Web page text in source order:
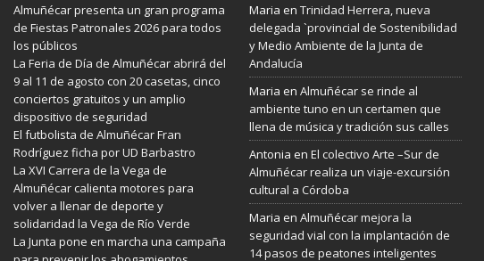
Almuñécar presenta un gran programa
de Fiestas Patronales 2026 para todos
los públicos
La Feria de Día de Almuñécar abrirá del
9 al 11 de agosto con 20 casetas, cinco
conciertos gratuitos y un amplio
dispositivo de seguridad
El futbolista de Almuñécar Fran
Rodríguez ficha por UD Barbastro
La XVI Carrera de la Vega de
Almuñécar calienta motores para
volver a llenar de deporte y
solidaridad la Vega de Río Verde
La Junta pone en marcha una campaña
Maria en Trinidad Herrera, nueva
delegada `provincial de Sostenibilidad
y Medio Ambiente de la Junta de
Andalucía
Maria en Almuñécar se rinde al
ambiente tuno en un certamen que
llena de música y tradición sus calles
Antonia en El colectivo Arte –Sur de
Almuñécar realiza un viaje-excursión
cultural a Córdoba
Maria en Almuñécar mejora la
seguridad vial con la implantación de
14 pasos de peatones inteligentes